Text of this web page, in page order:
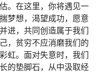
。在这里，你将遇见一
梦想，渴望成功，愿意
进，共同创造属于我们
，贫穷不应消磨我们的
虹。面对失意时，我们
的垫脚石，从中汲取经